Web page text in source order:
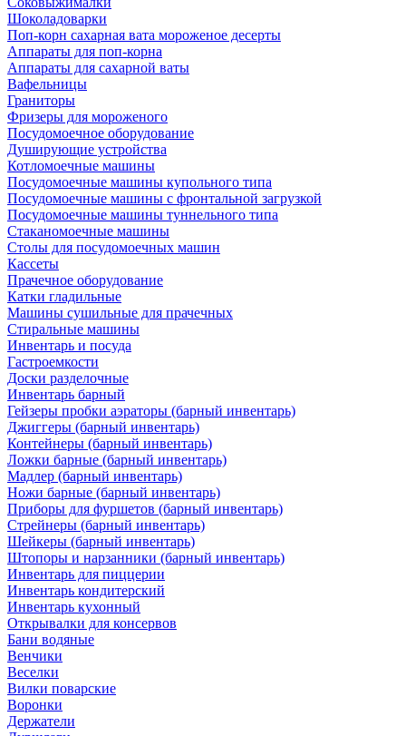
Шоколадоварки
Поп-корн сахарная вата мороженое десерты
Аппараты для поп-корна
Аппараты для сахарной ваты
Вафельницы
Граниторы
Фризеры для мороженого
Посудомоечное оборудование
Душирующие устройства
Котломоечные машины
Посудомоечные машины купольного типа
Посудомоечные машины с фронтальной загрузкой
Посудомоечные машины туннельного типа
Стаканомоечные машины
Столы для посудомоечных машин
Кассеты
Прачечное оборудование
Катки гладильные
Машины сушильные для прачечных
Стиральные машины
Инвентарь и посуда
Гастроемкости
Доски разделочные
Инвентарь барный
Гейзеры пробки аэраторы (барный инвентарь)
Джиггеры (барный инвентарь)
Контейнеры (барный инвентарь)
Ложки барные (барный инвентарь)
Мадлер (барный инвентарь)
Ножи барные (барный инвентарь)
Приборы для фуршетов (барный инвентарь)
Стрейнеры (барный инвентарь)
Шейкеры (барный инвентарь)
Штопоры и нарзанники (барный инвентарь)
Инвентарь для пиццерии
Инвентарь кондитерский
Инвентарь кухонный
Открывалки для консервов
Бани водяные
Венчики
Веселки
Вилки поварские
Воронки
Держатели